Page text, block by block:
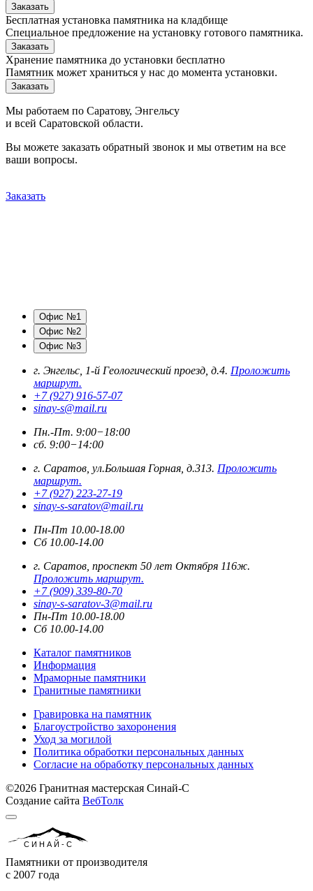
Заказать
Бесплатная установка памятника на кладбище
Специальное предложение на установку готового памятника.
Заказать
Хранение памятника до установки бесплатно
Памятник может храниться у нас до момента установки.
Заказать
Мы работаем по Саратову, Энгельсу
и всей Саратовской области.
Вы можете заказать обратный звонок и мы ответим на все
ваши вопросы.
Заказать
Офис №1
Офис №2
Офис №3
г. Энгельс, 1-й Геологический проезд, д.4. Проложить
маршрут.
+7 (927) 916-57-07
sinay-s@mail.ru
Пн.-Пт. 9:00−18:00
сб. 9:00−14:00
г. Саратов, ул.Большая Горная, д.313. Проложить
маршрут.
+7 (927) 223-27-19
sinay-s-saratov@mail.ru
Пн-Пт 10.00-18.00
Сб 10.00-14.00
г. Саратов, проспект 50 лет Октября 116ж.
Проложить маршрут.
+7 (909) 339-80-70
sinay-s-saratov-3@mail.ru
Пн-Пт 10.00-18.00
Сб 10.00-14.00
Каталог памятников
Информация
Мраморные памятники
Гранитные памятники
Гравировка на памятник
Благоустройство захоронения
Уход за могилой
Политика обработки персональных данных
Согласие на обработку персональных данных
©2026 Гранитная мастерская Синай-С
Создание сайта ВебТолк
СИНАЙ-С
Памятники от производителя
с 2007 года